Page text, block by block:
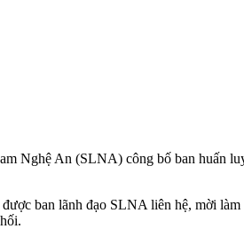
Nghệ An (SLNA) công bố ban huấn
ban lãnh đạo SLNA liên hệ, mời